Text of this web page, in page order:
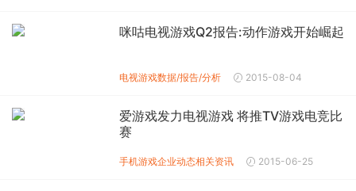
咪咕电视游戏Q2报告:动作游戏开始崛起
电视游戏数据/报告/分析 2015-08-04
爱游戏发力电视游戏 将推TV游戏电竞比
赛
手机游戏企业动态相关资讯 2015-06-25